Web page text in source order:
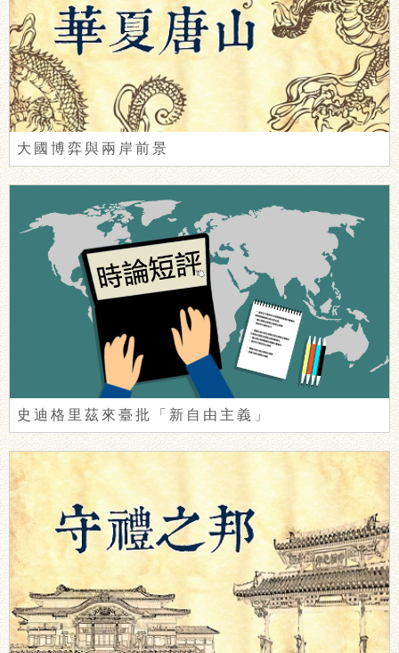
大國博弈與兩岸前景
史迪格里茲來臺批「新自由主義」